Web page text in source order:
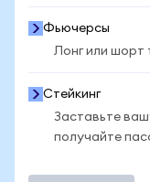
Фьючерсы
Лонг или шорт
Стейкинг
Заставьте
получайте